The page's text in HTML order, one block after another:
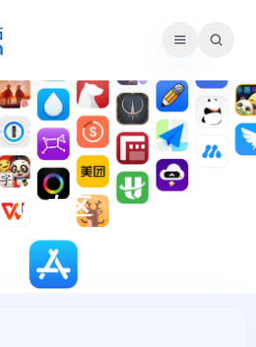
ios专区